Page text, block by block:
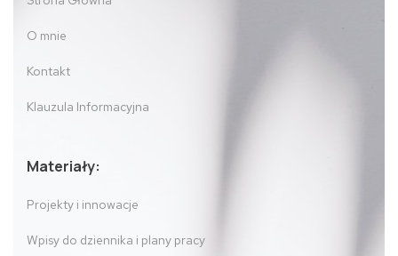
O mnie
Kontakt
Klauzula Informacyjna
Materiały:
Projekty i innowacje
Wpisy do dziennika i plany pracy